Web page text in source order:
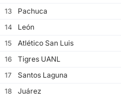
13
Pachuca
14
León
15
Atlético San Luis
16
Tigres UANL
17
Santos Laguna
18
Juárez